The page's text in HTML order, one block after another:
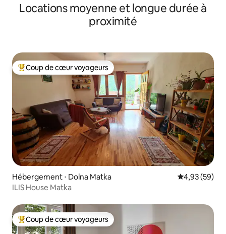
Locations moyenne et longue durée à
proximité
Coups de cœur voyageurs les plus appréciés
Coup de cœur voyageurs
Hébergement ⋅ Dolna Matka Évaluation
4,93 (59)
ILIS House Matka
Coups de cœur voyageurs les plus appréciés
Coup de cœur voyageurs